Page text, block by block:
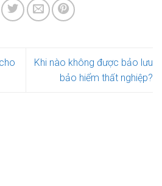
Khi nào không được bảo lưu
bảo hiểm thất nghiệp?